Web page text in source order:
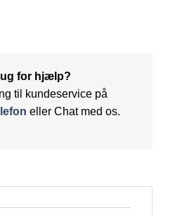
for hjælp?
til kundeservice på
eller Chat med os.